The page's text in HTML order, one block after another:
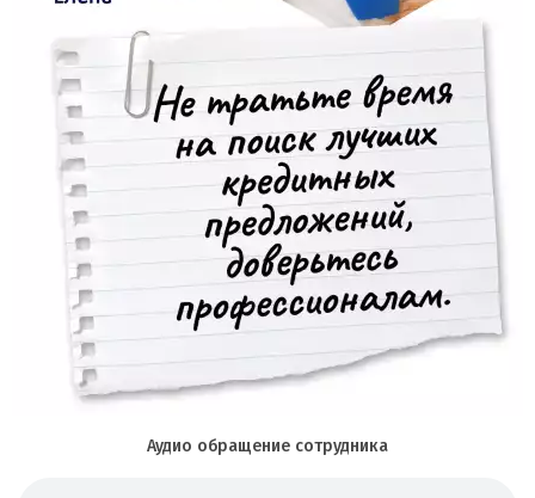
Аудио обращение сотрудника